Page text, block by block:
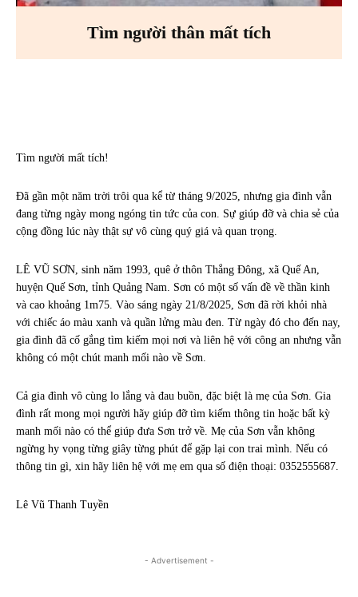
Tìm người thân mất tích
Tìm người mất tích!
Đã gần một năm trời trôi qua kể từ tháng 9/2025, nhưng gia đình vẫn
đang từng ngày mong ngóng tin tức của con. Sự giúp đỡ và chia sẻ của
cộng đồng lúc này thật sự vô cùng quý giá và quan trọng.
LÊ VŨ SƠN, sinh năm 1993, quê ở thôn Thắng Đông, xã Quế An,
huyện Quế Sơn, tỉnh Quảng Nam. Sơn có một số vấn đề về thần kinh
và cao khoảng 1m75. Vào sáng ngày 21/8/2025, Sơn đã rời khỏi nhà
với chiếc áo màu xanh và quần lửng màu đen. Từ ngày đó cho đến nay,
gia đình đã cố gắng tìm kiếm mọi nơi và liên hệ với công an nhưng vẫn
không có một chút manh mối nào về Sơn.
Cả gia đình vô cùng lo lắng và đau buồn, đặc biệt là mẹ của Sơn. Gia
đình rất mong mọi người hãy giúp đỡ tìm kiếm thông tin hoặc bất kỳ
manh mối nào có thể giúp đưa Sơn trở về. Mẹ của Sơn vẫn không
ngừng hy vọng từng giây từng phút để gặp lại con trai mình. Nếu có
thông tin gì, xin hãy liên hệ với mẹ em qua số điện thoại: 0352555687.
Lê Vũ Thanh Tuyền
- Advertisement -